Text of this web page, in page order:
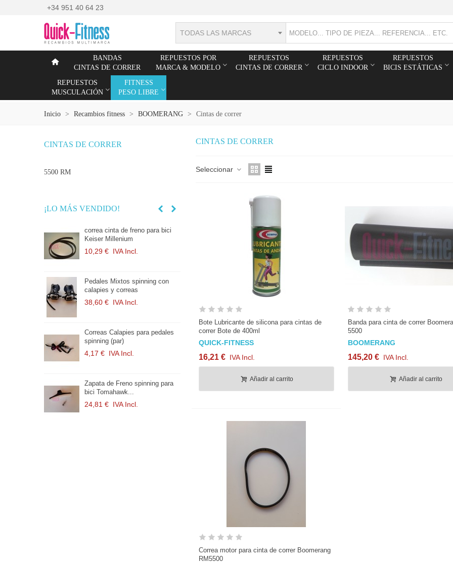
+34 951 40 64 23
TODAS LAS MARCAS
BANDAS
CINTAS DE CORRER
REPUESTOS POR
MARCA & MODELO
REPUESTOS
CINTAS DE CORRER
REPUESTOS
CICLO INDOOR
REPUESTOS
BICIS ESTÁTICAS
REPUESTOS
MUSCULACIÓN
FITNESS
PESO LIBRE
Inicio > Recambios fitness > BOOMERANG > Cintas de correr
CINTAS DE CORRER
5500 RM
¡LO MÁS VENDIDO!
correa cinta de freno para bici
Keiser Millenium
10,29 € IVA Incl.
Pedales Mixtos spinning con
calapies y correas
38,60 € IVA Incl.
Correas Calapies para pedales
spinning (par)
4,17 € IVA Incl.
Zapata de Freno spinning para
bici Tomahawk...
24,81 € IVA Incl.
Correa bici estática Ultrasport F
IVA Incl.
Pomo regulación manillar / sillín
M16 y 22mm de...
Zapatas de freno spinning
Enganche en centro...
15,13 € IVA Incl.
Cinta de Kevlar de 2 cm con
hilos de acero
Terminal para enganchar
mosquetón (cable...
12,95 € IVA Incl.
Correa bici estática Ultrasport F
Bike 150 /...
13,92 € IVA Incl.
Tope bola para cable fitness de
5mm y 6mm (1...
CINTAS DE CORRER
Seleccionar
Bote Lubricante de silicona para cintas de
correr Bote de 400ml
QUICK-FITNESS
16,21 € IVA Incl.
Añadir al carrito
Banda para cinta de correr
5500
BOOMERANG
145,20 € IVA Incl.
Añadir al carrito
Correa motor para cinta de correr Boomerang
RM5500